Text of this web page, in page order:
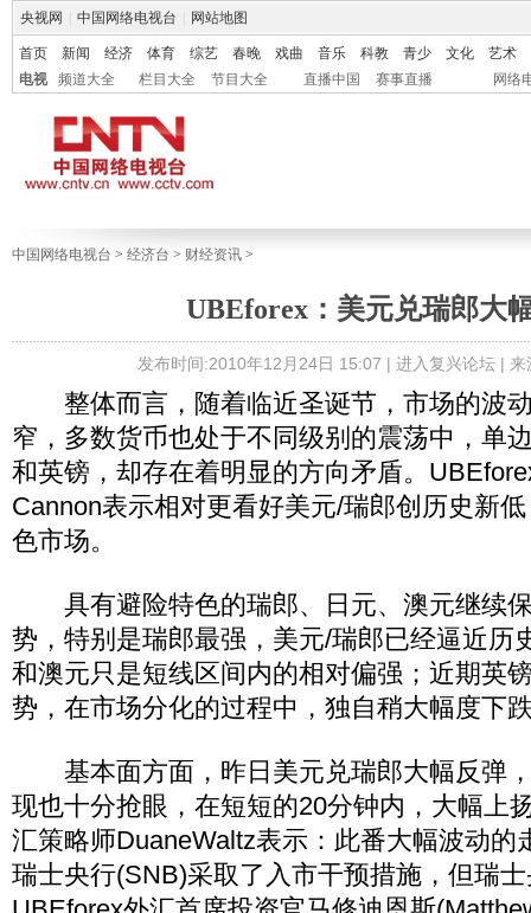
央视网 中国网络电视台 网站地图
首页 新闻 经济 体育 综艺 春晚 戏曲 音乐 科教 青少 文化
艺术
电视
频道大全 栏目大全 节目大全 直播中国 赛事直播 网络
中国网络电视台 > 经济台 > 财经资讯 >
UBEforex：美元兑瑞郎大
发布时间:2010年12月24日 15:07 | 进入复兴论坛| 来
整体而言，随着临近圣诞节，市场的波
窄，多数货币也处于不同级别的震荡中，单
和英镑，却存在着明显的方向矛盾。
Cannon表示相对更看好美元/瑞郎创历史新
色市场。
具有避险特色的瑞郎、日元、澳元继续
势，特别是瑞郎最强，美元/瑞郎已经逼近历
和澳元只是短线区间内的相对偏强；近期英
势，在市场分化的过程中，独自稍大幅度下
基本面方面，昨日美元兑瑞郎大幅反弹
现也十分抢眼，在短短的20分钟内，大幅上
汇策略师DuaneWaltz表示：此番大幅波动的
瑞士央行(SNB)采取了入市干预措施，但瑞